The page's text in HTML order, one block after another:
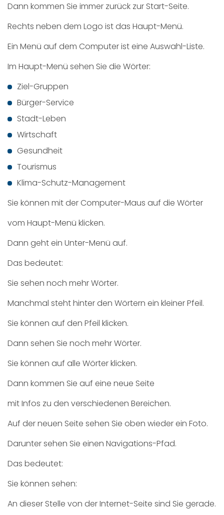
Dann kommen Sie immer zurück zur Start-Seite.
Rechts neben dem Logo ist das Haupt-Menü.
Ein Menü auf dem Computer ist eine Auswahl-Liste.
Im Haupt-Menü sehen Sie die Wörter:
Ziel-Gruppen
Bürger-Service
Stadt-Leben
Wirtschaft
Gesundheit
Tourismus
Klima-Schutz-Management
Sie können mit der Computer-Maus auf die Wörter
vom Haupt-Menü klicken.
Dann geht ein Unter-Menü auf.
Das bedeutet:
Sie sehen noch mehr Wörter.
Manchmal steht hinter den Wörtern ein kleiner Pfeil.
Sie können auf den Pfeil klicken.
Dann sehen Sie noch mehr Wörter.
Sie können auf alle Wörter klicken.
Dann kommen Sie auf eine neue Seite
mit Infos zu den verschiedenen Bereichen.
Auf der neuen Seite sehen Sie oben wieder ein Foto.
Darunter sehen Sie einen Navigations-Pfad.
Das bedeutet:
Sie können sehen:
An dieser Stelle von der Internet-Seite sind Sie gerade.